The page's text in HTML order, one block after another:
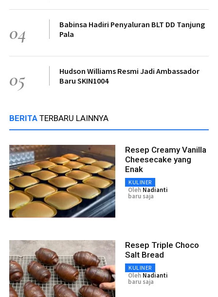
04
Babinsa Hadiri Penyaluran BLT DD Tanjung
Pala
05
Hudson Williams Resmi Jadi Ambassador
Baru SKIN1004
BERITA TERBARU LAINNYA
Resep Creamy Vanilla
Cheesecake yang
Enak
KULINER
Oleh Nadianti
baru saja
Resep Triple Choco
Salt Bread
KULINER
Oleh Nadianti
baru saja